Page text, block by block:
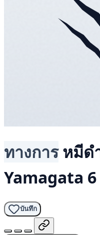
ทางการ หมีด
Yamagata
บันทึก